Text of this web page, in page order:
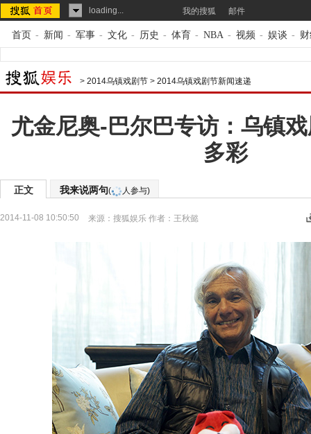
loading... 我的搜狐 邮件
首页 - 新闻 - 军事 - 文化 - 历史 - 体育 - NBA - 视频 - 娱谈 -
> 2014乌镇戏剧节 > 2014乌镇戏剧节新闻速递
尤金尼奥-巴尔巴专访：乌镇
多彩
正文 我来说两句( 人参与)
2014-11-08 10:50:50 来源： 搜狐娱乐 作者：王秋懿